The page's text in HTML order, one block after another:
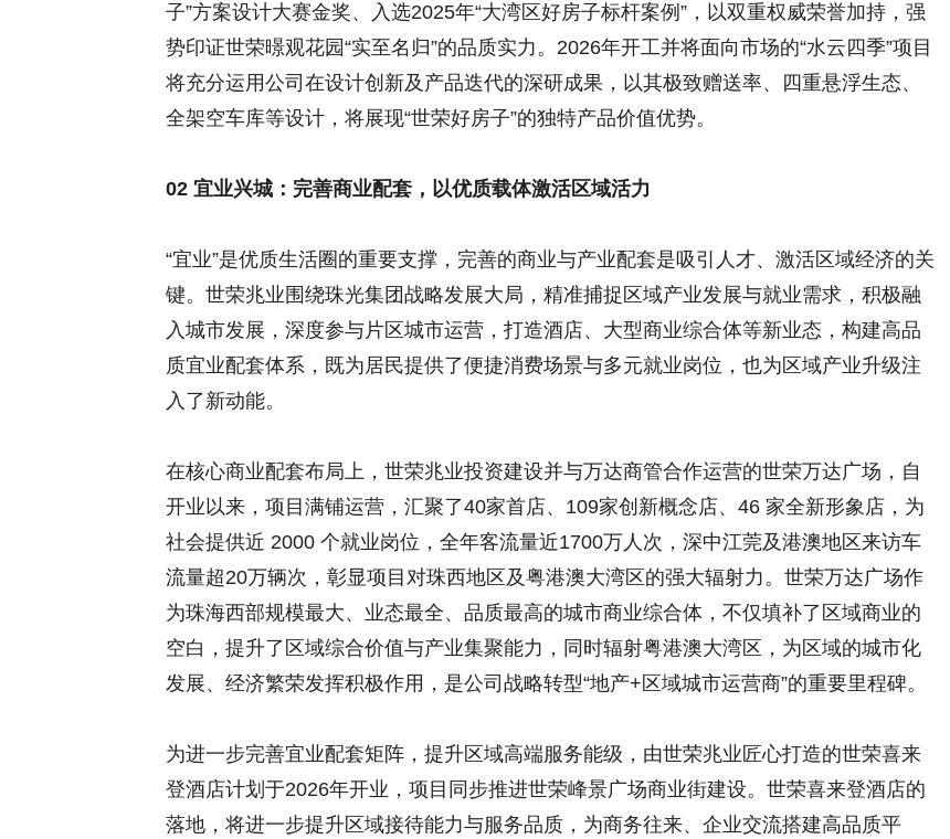
子”方案设计大赛金奖、入选2025年“大湾区好房子标杆案例”，以双重权威荣誉加持，强
势印证世荣暻观花园“实至名归”的品质实力。2026年开工并将面向市场的“水云四季”项目
将充分运用公司在设计创新及产品迭代的深研成果，以其极致赠送率、四重悬浮生态、
全架空车库等设计，将展现“世荣好房子”的独特产品价值优势。
02 宜业兴城：完善商业配套，以优质载体激活区域活力
“宜业”是优质生活圈的重要支撑，完善的商业与产业配套是吸引人才、激活区域经济的关
键。世荣兆业围绕珠光集团战略发展大局，精准捕捉区域产业发展与就业需求，积极融
入城市发展，深度参与片区城市运营，打造酒店、大型商业综合体等新业态，构建高品
质宜业配套体系，既为居民提供了便捷消费场景与多元就业岗位，也为区域产业升级注
入了新动能。
在核心商业配套布局上，世荣兆业投资建设并与万达商管合作运营的世荣万达广场，自
开业以来，项目满铺运营，汇聚了40家首店、109家创新概念店、46 家全新形象店，为
社会提供近 2000 个就业岗位，全年客流量近1700万人次，深中江莞及港澳地区来访车
流量超20万辆次，彰显项目对珠西地区及粤港澳大湾区的强大辐射力。世荣万达广场作
为珠海西部规模最大、业态最全、品质最高的城市商业综合体，不仅填补了区域商业的
空白，提升了区域综合价值与产业集聚能力，同时辐射粤港澳大湾区，为区域的城市化
发展、经济繁荣发挥积极作用，是公司战略转型“地产+区域城市运营商”的重要里程碑。
为进一步完善宜业配套矩阵，提升区域高端服务能级，由世荣兆业匠心打造的世荣喜来
登酒店计划于2026年开业，项目同步推进世荣峰景广场商业街建设。世荣喜来登酒店的
落地，将进一步提升区域接待能力与服务品质，为商务往来、企业交流搭建高品质平